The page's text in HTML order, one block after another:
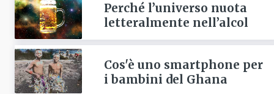
Perché l’universo nuota
letteralmente nell’alcol
Cos'è uno smartphone per
i bambini del Ghana